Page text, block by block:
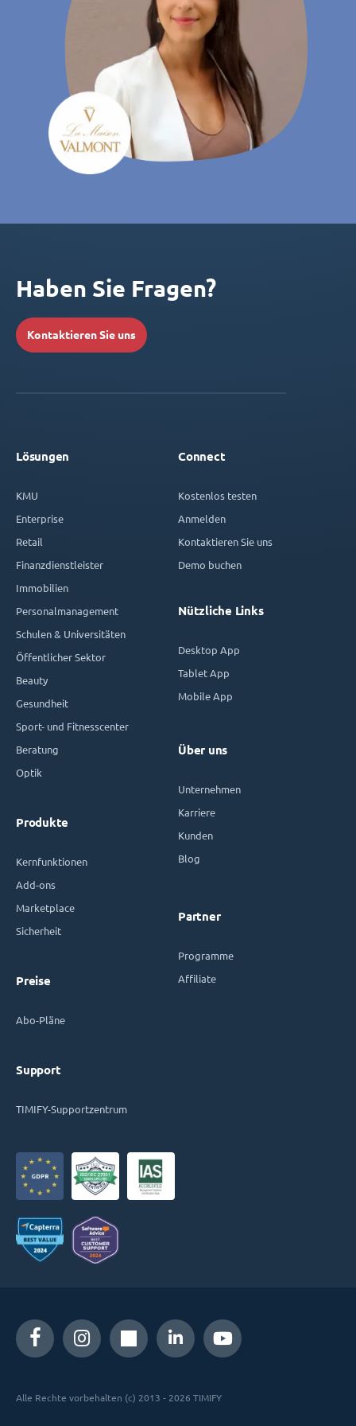
Haben Sie Fragen?
Kontaktieren Sie uns
Lösungen
KMU
Enterprise
Retail
Finanzdienstleister
Immobilien
Personalmanagement
Schulen & Universitäten
Öffentlicher Sektor
Beauty
Gesundheit
Sport- und Fitnesscenter
Beratung
Optik
Produkte
Kernfunktionen
Add-ons
Marketplace
Sicherheit
Preise
Abo-Pläne
Support
TIMIFY-Supportzentrum
Connect
Kostenlos testen
Anmelden
Kontaktieren Sie uns
Demo buchen
Nützliche Links
Desktop App
Tablet App
Mobile App
Über uns
Unternehmen
Karriere
Kunden
Blog
Partner
Programme
Affiliate
Alle Rechte vorbehalten (c) 2013 - 2026 TIMIFY